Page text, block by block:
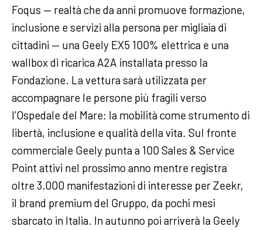
Foqus — realtà che da anni promuove formazione,
inclusione e servizi alla persona per migliaia di
cittadini — una Geely EX5 100% elettrica e una
wallbox di ricarica A2A installata presso la
Fondazione. La vettura sarà utilizzata per
accompagnare le persone più fragili verso
l’Ospedale del Mare: la mobilità come strumento di
libertà, inclusione e qualità della vita. Sul fronte
commerciale Geely punta a 100 Sales & Service
Point attivi nel prossimo anno mentre registra
oltre 3.000 manifestazioni di interesse per Zeekr,
il brand premium del Gruppo, da pochi mesi
sbarcato in Italia. In autunno poi arriverà la Geely